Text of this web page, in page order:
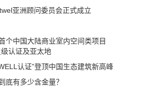
亚洲顾问委员会正式成立
个中国大陆商业室内空间类项目
认证及亚太地
认证”登顶中国生态建筑新高峰
底有多少含金量？